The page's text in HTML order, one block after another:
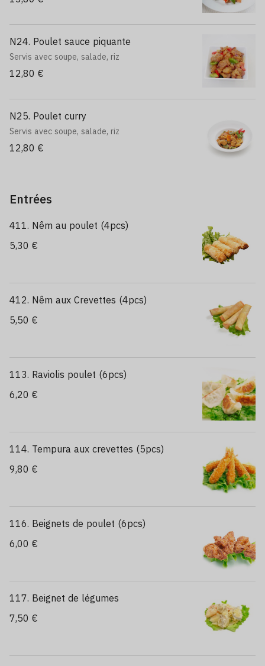
N24. Poulet sauce piquante
Servis avec soupe, salade, riz
12,80 €
N25. Poulet curry
Servis avec soupe, salade, riz
12,80 €
Entrées
411. Nêm au poulet (4pcs)
5,30 €
412. Nêm aux Crevettes (4pcs)
5,50 €
113. Raviolis poulet (6pcs)
6,20 €
114. Tempura aux crevettes (5pcs)
9,80 €
116. Beignets de poulet (6pcs)
6,00 €
117. Beignet de légumes
7,50 €